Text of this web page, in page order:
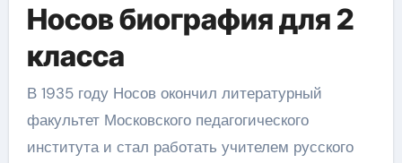
Носов биография для 2
класса
В 1935 году Носов окончил литературный
факультет Московского педагогического
института и стал работать учителем русского